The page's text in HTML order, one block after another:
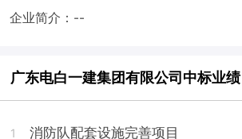
企业简介：--
广东电白一建集团有限公司中标业绩
1 消防队配套设施完善项目